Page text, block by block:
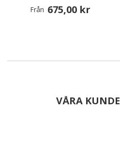
Från 675,00 kr
VÅRA